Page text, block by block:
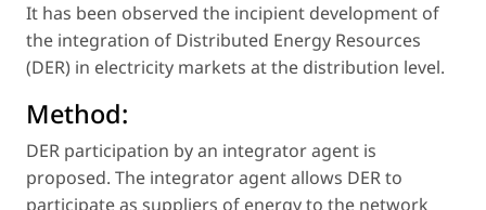
It has been observed the incipient development of
the integration of Distributed Energy Resources
(DER) in electricity markets at the distribution level.
Method:
DER participation by an integrator agent is
proposed. The integrator agent allows DER to
participate as suppliers of energy to the network